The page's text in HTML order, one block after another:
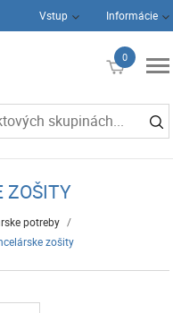
Vstup Informácie
0
€0
ZOŠITY
potreby /
zošity